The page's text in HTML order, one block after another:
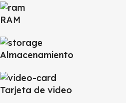
RAM
Almacenamiento
Tarjeta de video